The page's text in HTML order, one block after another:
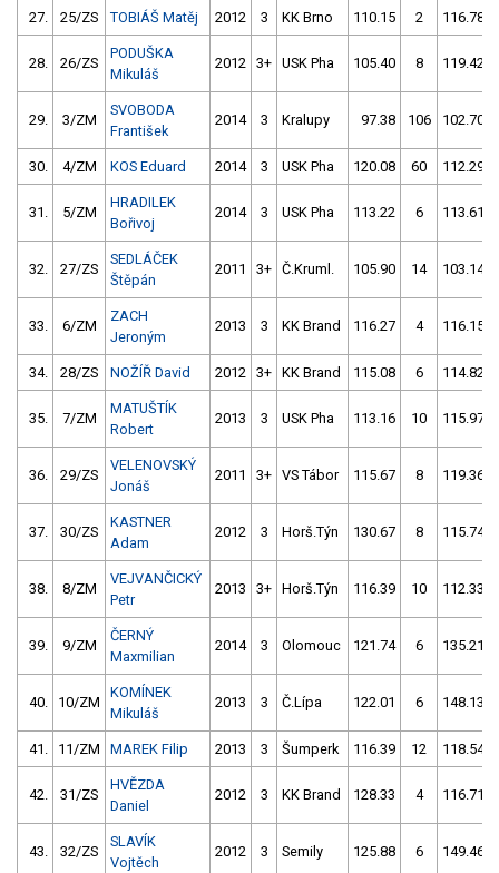
27. 25/ZS TOBIÁŠ Matěj 2012 3 KK Brno 110.15 2 116.78
28. 26/ZS
PODUŠKA
Mikuláš
2012 3+ USK Pha 105.40 8 119.42
29. 3/ZM
SVOBODA
František
2014 3 Kralupy 97.38 106 102.70
30. 4/ZM KOS Eduard 2014 3 USK Pha 120.08 60 112.29
31. 5/ZM
HRADILEK
Bořivoj
2014 3 USK Pha 113.22 6 113.61
32. 27/ZS
SEDLÁČEK
Štěpán
2011 3+ Č.Kruml. 105.90 14 103.14
33. 6/ZM
ZACH
Jeroným
2013 3 KK Brand 116.27 4 116.15
34. 28/ZS NOŽÍŘ David 2012 3+ KK Brand 115.08 6 114.82
35. 7/ZM
MATUŠTÍK
Robert
2013 3 USK Pha 113.16 10 115.97
36. 29/ZS
VELENOVSKÝ
Jonáš
2011 3+ VS Tábor 115.67 8 119.36
37. 30/ZS
KASTNER
Adam
2012 3 Horš.Týn 130.67 8 115.74
38. 8/ZM
VEJVANČICKÝ
Petr
2013 3+ Horš.Týn 116.39 10 112.33
39. 9/ZM
ČERNÝ
Maxmilian
2014 3 Olomouc 121.74 6 135.21
40. 10/ZM
KOMÍNEK
Mikuláš
2013 3 Č.Lípa 122.01 6 148.13
41. 11/ZM MAREK Filip 2013 3 Šumperk 116.39 12 118.54
42. 31/ZS
HVĚZDA
Daniel
2012 3 KK Brand 128.33 4 116.71
43. 32/ZS
SLAVÍK
Vojtěch
2012 3 Semily 125.88 6 149.46